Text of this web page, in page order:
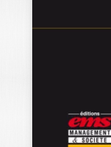
SYLVIE
Au cours des